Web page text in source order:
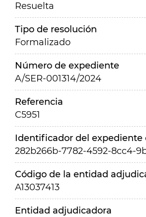
Resuelta
Tipo de resolución
Formalizado
Número de expediente
A/SER-001314/2024
Referencia
C5951
Identificador del expediente
282b266b-7782-4592-8cc4-
Código de la entidad
A13037413
Entidad adjudicadora